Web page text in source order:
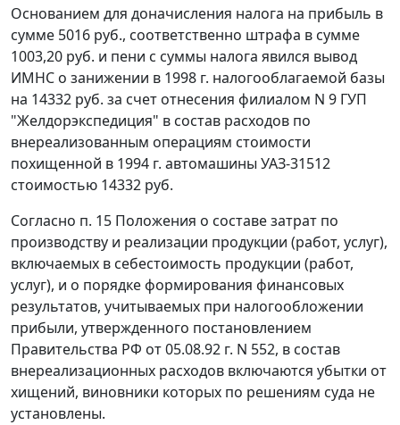
Основанием для доначисления налога на прибыль в
сумме 5016 руб., соответственно штрафа в сумме
1003,20 руб. и пени с суммы налога явился вывод
ИМНС о занижении в 1998 г. налогооблагаемой базы
на 14332 руб. за счет отнесения филиалом N 9 ГУП
"Желдорэкспедиция" в состав расходов по
внереализованным операциям стоимости
похищенной в 1994 г. автомашины УАЗ-31512
стоимостью 14332 руб.
Согласно п. 15 Положения о составе затрат по
производству и реализации продукции (работ, услуг),
включаемых в себестоимость продукции (работ,
услуг), и о порядке формирования финансовых
результатов, учитываемых при налогообложении
прибыли, утвержденного постановлением
Правительства РФ от 05.08.92 г. N 552, в состав
внереализационных расходов включаются убытки от
хищений, виновники которых по решениям суда не
установлены.